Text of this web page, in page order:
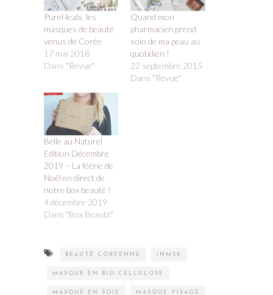
PureHeals, les
masques de beauté
venus de Corée
17 mai 2018
Dans "Revue"
Quand mon
pharmacien prend
soin de ma peau au
quotidien !
22 septembre 2015
Dans "Revue"
Belle au Naturel
Edition Décembre
2019 – La féérie de
Noël en direct de
notre box beauté !
4 décembre 2019
Dans "Box Beauté"
BEAUTÉ CORÉENNE INMSK
MASQUE EN BIO-CELLULOSE
MASQUE EN SOIE MASQUE VISAGE